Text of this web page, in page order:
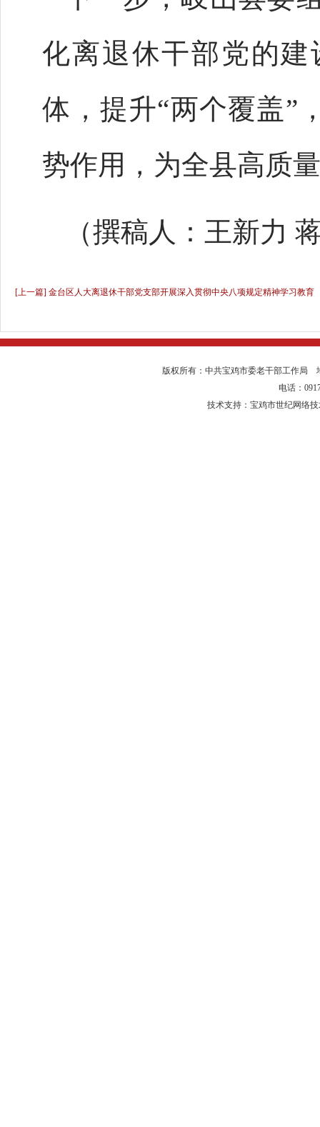
化离退休干部党的
体，提升“两个覆盖”
势作用，为全县高质
（撰稿人：王新力
[上一篇] 金台区人大离退休干部党支部开展深入贯彻中央八项规定精神学习教育
版权所有：中共宝鸡市委老干部工作
电话：
技术支持：宝鸡市世纪网络技